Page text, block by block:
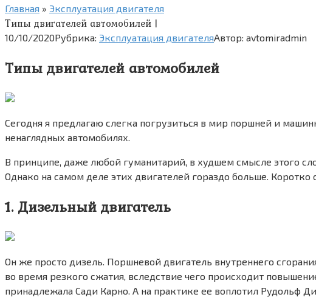
Главная » Эксплуатация двигателя
Типы двигателей автомобилей |
10/10/2020Рубрика: Эксплуатация двигателяАвтор: avtomiradmin
Типы двигателей автомобилей
Сегодня я предлагаю слегка погрузиться в мир поршней и
ненаглядных автомобилях.
В принципе, даже любой гуманитарий, в худшем смысле этого
Однако на самом деле этих двигателей гораздо больше. Коротко
1. Дизельный двигатель
Он же просто дизель. Поршневой двигатель внутреннего
во время резкого сжатия, вследствие чего происходит
принадлежала Сади Карно. А на практике ее воплотил Рудольф